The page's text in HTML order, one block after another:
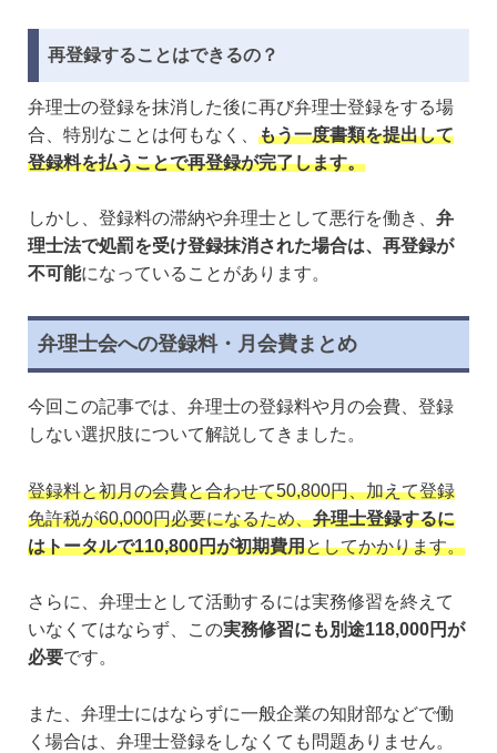
再登録することはできるの？
弁理士の登録を抹消した後に再び弁理士登録をする場
合、特別なことは何もなく、 もう一度書類を提出して
登録料を払うことで再登録が完了します。
しかし、登録料の滞納や弁理士として悪行を働き、 弁
理士法で処罰を受け登録抹消された場合は、再登録が
不可能になっていることがあります。
弁理士会への登録料・月会費まとめ
今回この記事では、弁理士の登録料や月の会費、登録
しない選択肢について解説してきました。
登録料と初月の会費と合わせて50,800円、加えて登録
免許税が60,000円必要になるため、弁理士登録するに
はトータルで110,800円が初期費用としてかかります。
さらに、弁理士として活動するには実務修習を終えて
いなくてはならず、この実務修習にも別途118,000円が
必要です。
また、弁理士にはならずに一般企業の知財部などで働
く場合は、弁理士登録をしなくても問題ありません。